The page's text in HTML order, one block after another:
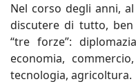
Nel corso degli anni,
discutere di tutto, ben
“tre forze”:
economia,
tecnologia, agricoltura.